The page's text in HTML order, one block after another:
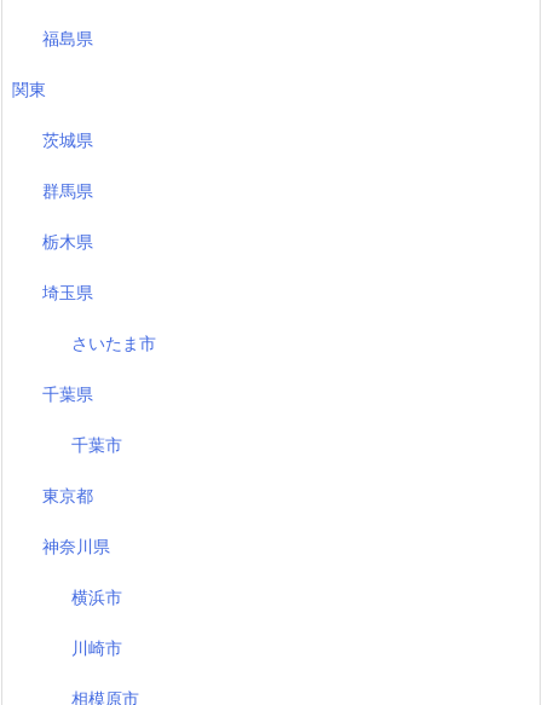
福島県
関東
茨城県
群馬県
栃木県
埼玉県
さいたま市
千葉県
千葉市
東京都
神奈川県
横浜市
川崎市
相模原市